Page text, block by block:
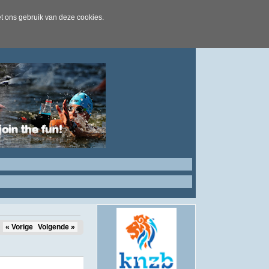
ons gebruik van deze cookies.
« Vorige Volgende »